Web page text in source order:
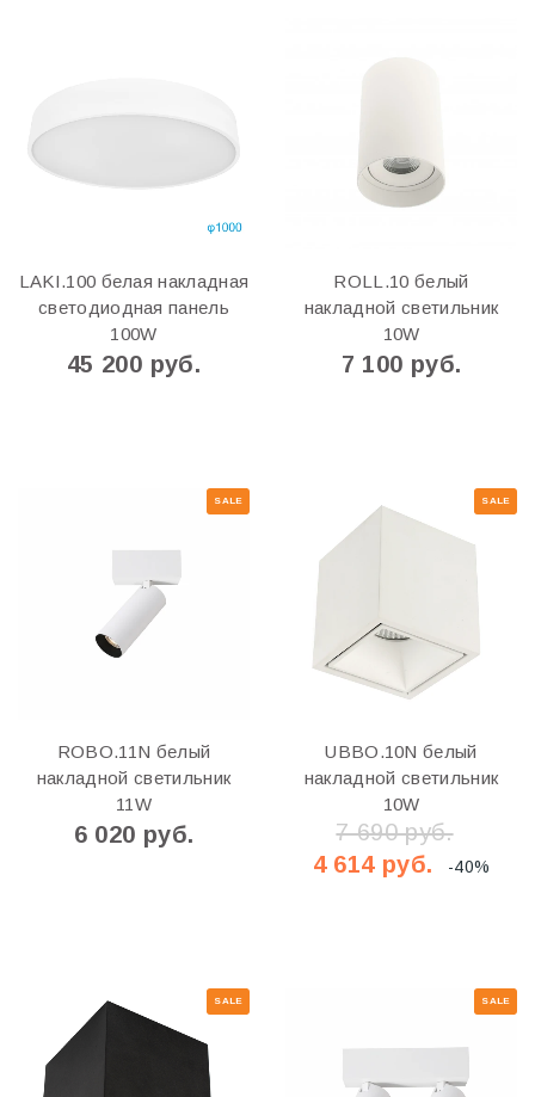
LAKI.100 белая накладная
светодиодная панель
100W
45 200 руб.
ROLL.10 белый
накладной светильник
10W
7 100 руб.
SALE
ROBO.11N белый
накладной светильник
11W
6 020 руб.
SALE
UBBO.10N белый
накладной светильник
10W
7 690 руб.
4 614 руб.
-40%
SALE SALE